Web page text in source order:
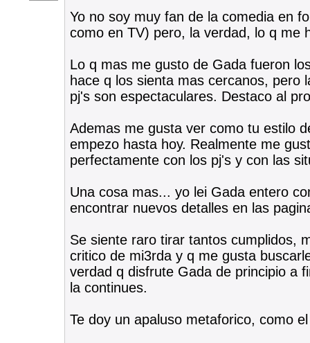
Yo no soy muy fan de la comedia en
como en TV) pero, la verdad, lo q me
Lo q mas me gusto de Gada fueron
hace q los sienta mas cercanos, pero
pj's son espectaculares. Destaco al
Ademas me gusta ver como tu estilo
empezo hasta hoy. Realmente me
perfectamente con los pj's y con las
Una cosa mas... yo lei Gada entero
encontrar nuevos detalles en las
Se siente raro tirar tantos cumplidos,
critico de mi3rda y q me gusta
verdad q disfrute Gada de principio a
la continues.
Te doy un apaluso metaforico, como